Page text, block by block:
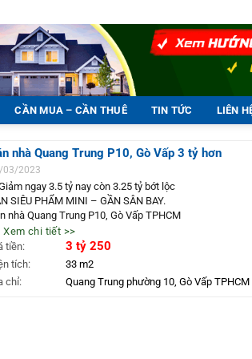
CẦN MUA – CẦN THUÊ TIN TỨC LIÊN
nhà Quang Trung P10, Gò Vấp 3 tỷ hơn
03/2023
ngay 3.5 tỷ nay còn 3.25 tỷ bớt lộc
SIÊU PHẨM MINI – GẦN SÂN BAY.
nhà Quang Trung P10, Gò Vấp TPHCM
tích: 3m ❌ 11m 1 trệt 1 lầu
cấu: 1 trệt 1 lầu gồm có 2 phòng ngủ, 2 wc, ban công
cửa cực kì kiên cố, sân để xe.
toàn nội thất cao cấp
Đông nam
Xem chi tiết >>
tiền:
3 tỷ 250
tích:
33 m2
chỉ:
Quang Trung phường 10, Gò Vấp TPHCM